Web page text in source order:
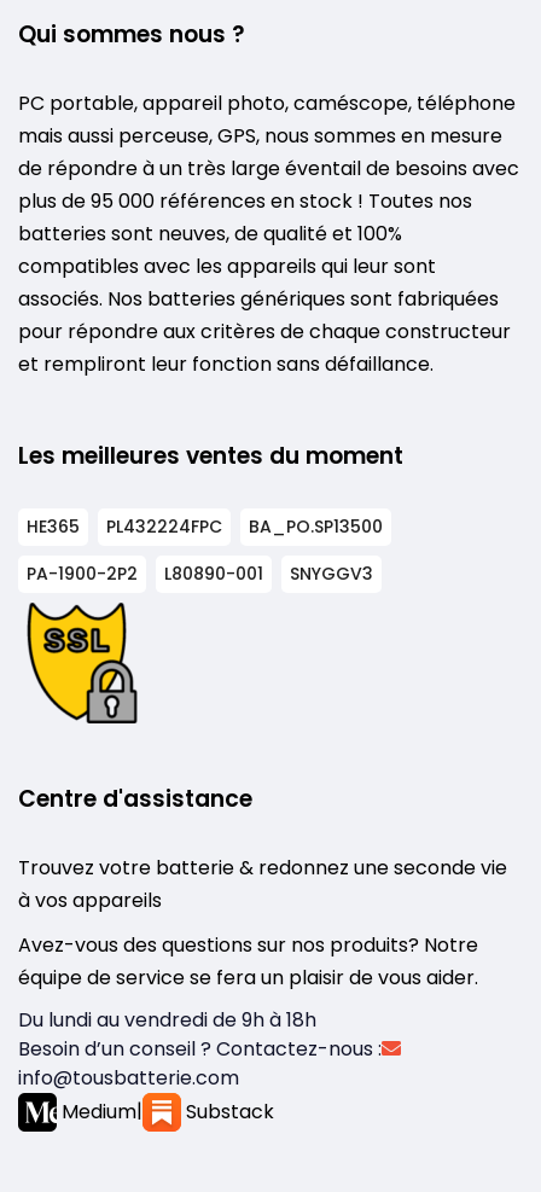
Qui sommes nous ?
PC portable, appareil photo, caméscope, téléphone
mais aussi perceuse, GPS, nous sommes en mesure
de répondre à un très large éventail de besoins avec
plus de 95 000 références en stock ! Toutes nos
batteries sont neuves, de qualité et 100%
compatibles avec les appareils qui leur sont
associés. Nos batteries génériques sont fabriquées
pour répondre aux critères de chaque constructeur
et rempliront leur fonction sans défaillance.
Les meilleures ventes du moment
HE365 PL432224FPC
BA_PO.SP13500
PA-1900-2P2
L80890-001 SNYGGV3
Centre d'assistance
Trouvez votre batterie & redonnez une seconde vie
à vos appareils
Avez-vous des questions sur nos produits? Notre
équipe de service se fera un plaisir de vous aider.
Du lundi au vendredi de 9h à 18h
Besoin d’un conseil ? Contactez-nous :
info@tousbatterie.com
Medium| Substack